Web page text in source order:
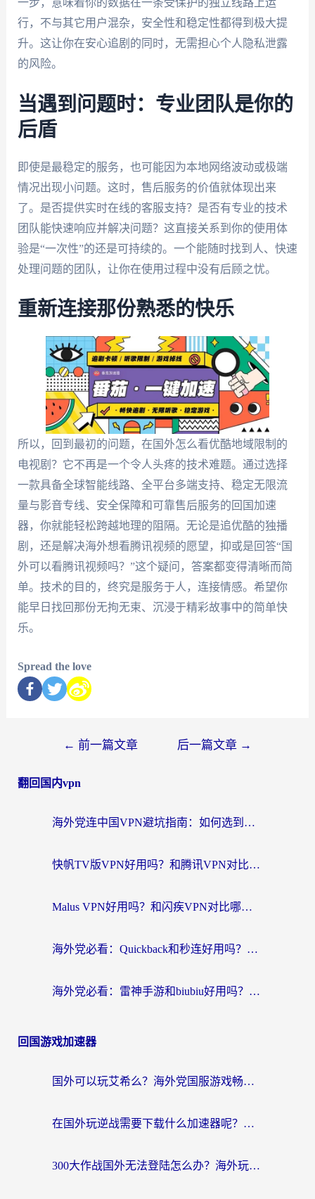
一步，意味着你的数据在一条受保护的独立线路上运
行，不与其它用户混杂，安全性和稳定性都得到极大提
升。这让你在安心追剧的同时，无需担心个人隐私泄露
的风险。
当遇到问题时：专业团队是你的
后盾
即使是最稳定的服务，也可能因为本地网络波动或极端
情况出现小问题。这时，售后服务的价值就体现出来
了。是否提供实时在线的客服支持？是否有专业的技术
团队能快速响应并解决问题？这直接关系到你的使用体
验是“一次性”的还是可持续的。一个能随时找到人、快速
处理问题的团队，让你在使用过程中没有后顾之忧。
重新连接那份熟悉的快乐
所以，回到最初的问题，在国外怎么看优酷地域限制的
电视剧？它不再是一个令人头疼的技术难题。通过选择
一款具备全球智能线路、全平台多端支持、稳定无限流
量与影音专线、安全保障和可靠售后服务的回国加速
器，你就能轻松跨越地理的阻隔。无论是追优酷的独播
剧，还是解决海外想看腾讯视频的愿望，抑或是回答“国
外可以看腾讯视频吗？”这个疑问，答案都变得清晰而简
单。技术的目的，终究是服务于人，连接情感。希望你
能早日找回那份无拘无束、沉浸于精彩故事中的简单快
乐。
Spread the love
← 前一篇文章 后一篇文章 →
翻回国内vpn
海外党连中国VPN避坑指南：如何选到真正能无缝刷国内资源的加速器？
快帆TV版VPN好用吗？和腾讯VPN对比哪个回国效果更好？海外党必看的真实体验指南
Malus VPN好用吗？和闪疾VPN对比哪个回国效果更好？海外华人的实用避坑指南
海外党必看：Quickback和秒连好用吗？3步选对回国加速器，无缝刷国内资源
海外党必看：雷神手游和biubiu好用吗？3招选对回国加速器无缝刷国内资源
回国游戏加速器
国外可以玩艾希么？海外党国服游戏畅玩终极指南（附加速器选择秘籍）
在国外玩逆战需要下载什么加速器呢？海外党亲测有效的国服游戏加速指南
300大作战国外无法登陆怎么办？海外玩家亲测有效的解决指南